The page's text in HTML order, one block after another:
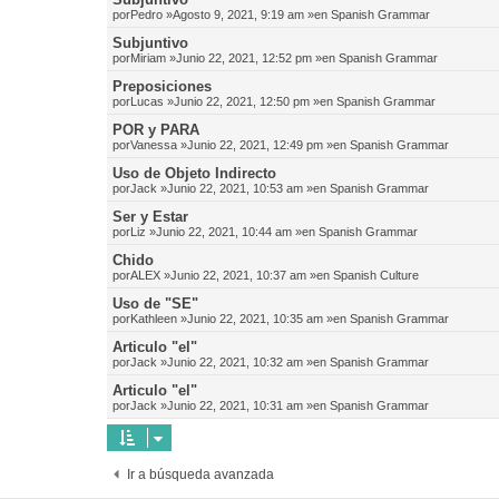
porPedro »Agosto 9, 2021, 9:19 am »en Spanish Grammar
Subjuntivo
porMiriam »Junio 22, 2021, 12:52 pm »en Spanish Grammar
Preposiciones
porLucas »Junio 22, 2021, 12:50 pm »en Spanish Grammar
POR y PARA
porVanessa »Junio 22, 2021, 12:49 pm »en Spanish Grammar
Uso de Objeto Indirecto
porJack »Junio 22, 2021, 10:53 am »en Spanish Grammar
Ser y Estar
porLiz »Junio 22, 2021, 10:44 am »en Spanish Grammar
Chido
porALEX »Junio 22, 2021, 10:37 am »en Spanish Culture
Uso de "SE"
porKathleen »Junio 22, 2021, 10:35 am »en Spanish Grammar
Articulo "el"
porJack »Junio 22, 2021, 10:32 am »en Spanish Grammar
Articulo "el"
porJack »Junio 22, 2021, 10:31 am »en Spanish Grammar
Ir a búsqueda avanzada